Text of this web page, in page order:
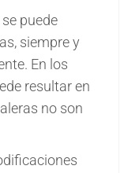
puede
siempre y
En los
resultar en
no son